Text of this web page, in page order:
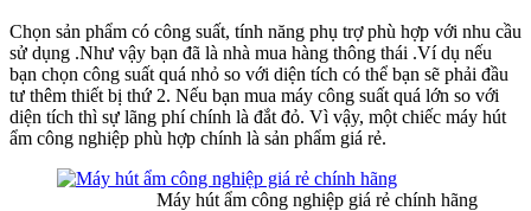
Chọn sản phẩm có công suất, tính năng phụ trợ phù hợp với nhu cầu
sử dụng .Như vậy bạn đã là nhà mua hàng thông thái .Ví dụ nếu
bạn chọn công suất quá nhỏ so với diện tích có thể bạn sẽ phải đầu
tư thêm thiết bị thứ 2. Nếu bạn mua máy công suất quá lớn so với
diện tích thì sự lãng phí chính là đắt đỏ. Vì vậy, một chiếc máy hút
ẩm công nghiệp phù hợp chính là sản phẩm giá rẻ.
Máy hút ẩm công nghiệp giá rẻ chính hãng